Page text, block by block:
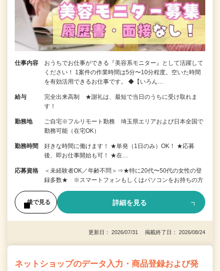
仕事内容
おうちでお仕事ができる『美容系モニター』として活躍して
ください！ 1案件の作業時間は5分〜10分程度。空いた時間
を有効活用できるお仕事です。 ◆【いろん…
給与
完全出来高制 ★謝礼は、最短で当日のうちに受け取れま
す！
勤務地
ご自宅※フルリモート勤務 埼玉県エリアおよび日本全国で
勤務可能（在宅OK）
勤務時間
好きな時間に働けます！ ★単発（1日のみ）OK！ ★応募
後、即お仕事開始も可！ ★在…
応募資格
＜未経験者OK／年齢不問＞⇒★特に20代〜50代の女性の登
録多数★ ※スマートフォンもしくはパソコンをお持ちの方
後で見る 詳細を見る
更新日： 2026/07/31 掲載終了日： 2026/08/24
ネットショップのデータ入力・商品登録および発